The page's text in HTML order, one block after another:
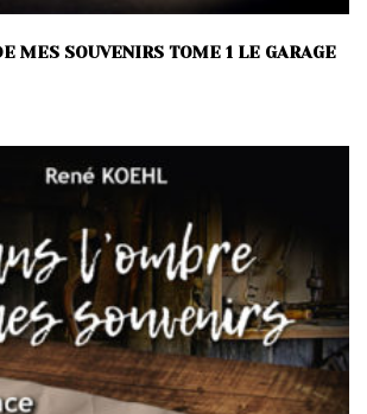
MES SOUVENIRS TOME 1 LE GARAGE